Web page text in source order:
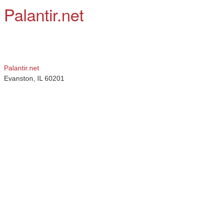
Palantir.net
Palantir.net
Evanston
IL 60201